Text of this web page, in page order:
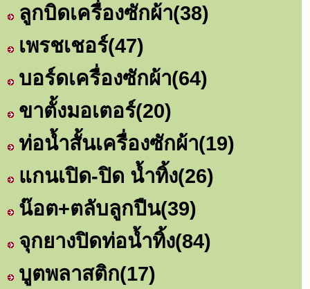
ลูกบิดเครื่องซักผ้า(38)
เพรชเชอร์(47)
บอร์ดเครื่องซักผ้า(64)
ขาตั้งมอเตอร์(20)
ท่อน้ำสั้นเครื่องซักผ้า(19)
แกนเปิด-ปิด น้ำทิ้ง(26)
น๊อต+ตลับลูกปืน(39)
จุกยางปิดท่อน้ำทิ้ง(84)
บูตพลาสติก(17)